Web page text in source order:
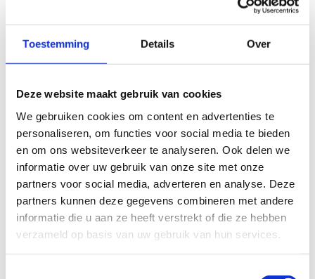
Toestemming Details Over
Deze website maakt gebruik van cookies
We gebruiken cookies om content en advertenties te
personaliseren, om functies voor social media te bieden
en om ons websiteverkeer te analyseren. Ook delen we
informatie over uw gebruik van onze site met onze
partners voor social media, adverteren en analyse. Deze
partners kunnen deze gegevens combineren met andere
informatie die u aan ze heeft verstrekt of die ze hebben
verzameld op basis van uw gebruik van hun services.
Geef aan tot welk domein jouw vraag behoort
KIES EEN DOMEIN
Jouw vraag